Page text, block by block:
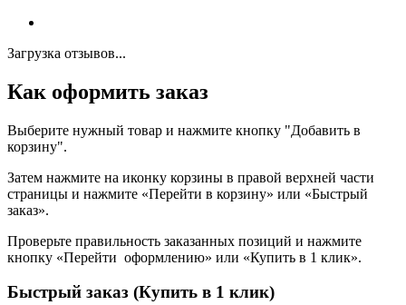
Загрузка отзывов...
Как оформить заказ
Выберите нужный товар и нажмите кнопку "Добавить в
корзину".
Затем нажмите на иконку корзины в правой верхней части
страницы и нажмите «Перейти в корзину» или «Быстрый
заказ».
Проверьте правильность заказанных позиций и нажмите
кнопку «Перейти оформлению» или «Купить в 1 клик».
Быстрый заказ (Купить в 1 клик)